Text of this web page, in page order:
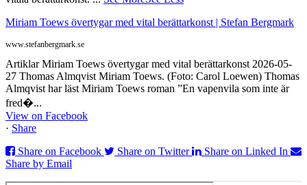
Miriam Toews övertygar med vital berättarkonst | Stefan Bergmark
www.stefanbergmark.se
Artiklar Miriam Toews övertygar med vital berättarkonst 2026-05-
27 Thomas Almqvist Miriam Toews. (Foto: Carol Loewen) Thomas
Almqvist har läst Miriam Toews roman ”En vapenvila som inte är
fred�...
View on Facebook
· Share
Share on Facebook
Share on Twitter
Share on Linked In
Share by Email